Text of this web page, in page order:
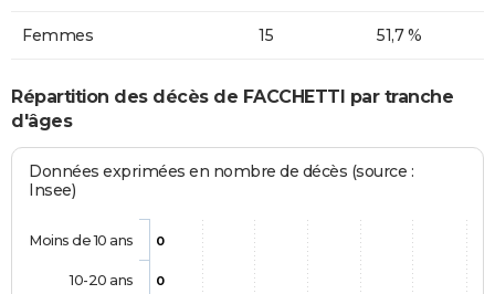
Femmes 15 51,7 %
Répartition des décès de FACCHETTI par tranche
d'âges
Données exprimées en nombre de décès (source :
Insee)
0
0
Moins de 10 ans
10-20 ans